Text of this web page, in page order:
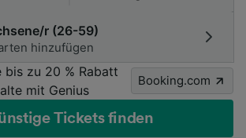
r (26-59)
hinzufügen
bis zu 20 % Rabatt
mit Genius
Booking.com
Tickets finden